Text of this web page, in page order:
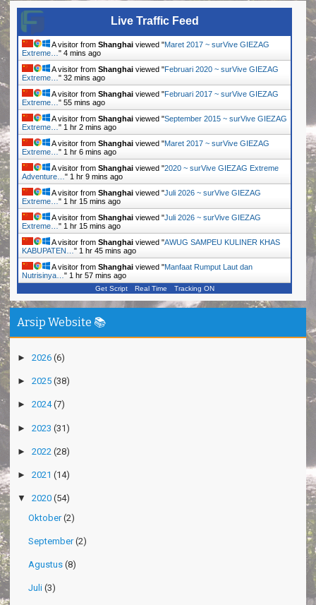
Live Traffic Feed
A visitor from Shanghai viewed "Maret 2017 ~ surVive GIEZAG
Extreme… " 4 mins ago
A visitor from Shanghai viewed "Februari 2020 ~ surVive GIEZAG
Extreme… " 33 mins ago
A visitor from Shanghai viewed "Februari 2017 ~ surVive GIEZAG
Extreme… " 55 mins ago
A visitor from Shanghai viewed "September 2015 ~ surVive GIEZAG
Extreme… " 1 hr 2 mins ago
A visitor from Shanghai viewed "Maret 2017 ~ surVive GIEZAG
Extreme… " 1 hr 6 mins ago
A visitor from Shanghai viewed "2020 ~ surVive GIEZAG Extreme
Adventure… " 1 hr 9 mins ago
A visitor from Shanghai viewed "Juli 2026 ~ surVive GIEZAG
Extreme… " 1 hr 15 mins ago
A visitor from Shanghai viewed "Juli 2026 ~ surVive GIEZAG
Extreme… " 1 hr 15 mins ago
A visitor from Shanghai viewed "AWUG SAMPEU KULINER KHAS
KABUPATEN… " 1 hr 45 mins ago
A visitor from Shanghai viewed "Manfaat Rumput Laut dan
Nutrisinya… " 1 hr 57 mins ago
Get Script Real Time Tracking ON
Arsip Website 📚
► 2026 (6)
► 2025 (38)
► 2024(7)
► 2023 (31)
► 2022 (28)
► 2021 (14)
▼ 2020 (54)
Oktober(2)
September(2)
Agustus (8)
Juli (3)